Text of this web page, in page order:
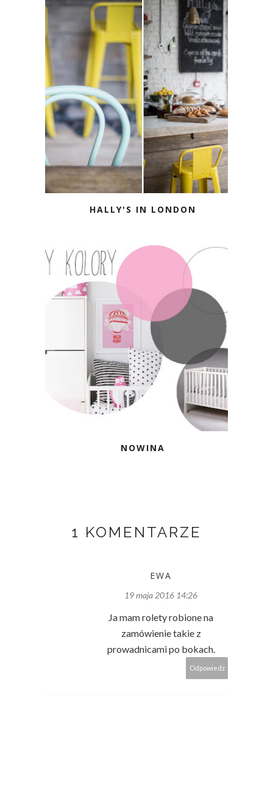
HALLY'S IN LONDON
NOWINA
1 KOMENTARZE
EWA
19 maja 2016 14:26
Ja mam rolety robione na
zamówienie takie z
prowadnicami po bokach.
Odpowiedz